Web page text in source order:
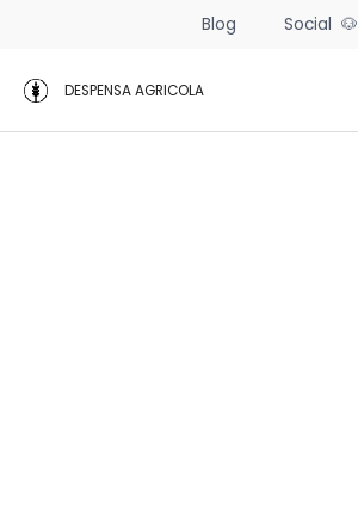
contenido
Blog Social 🐶
DESPENSA AGRICOLA